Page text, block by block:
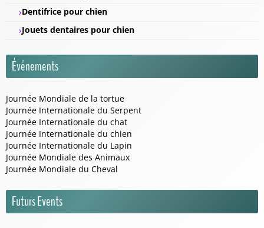
Dentifrice pour chien
Jouets dentaires pour chien
Événements
Journée Mondiale de la tortue
Journée Internationale du Serpent
Journée Internationale du chat
Journée Internationale du chien
Journée Internationale du Lapin
Journée Mondiale des Animaux
Journée Mondiale du Cheval
Futurs Events